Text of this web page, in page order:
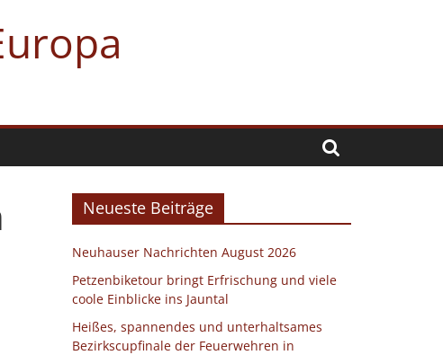
Neueste Beiträge
Neuhauser Nachrichten August 2026
Petzenbiketour bringt Erfrischung und viele
coole Einblicke ins Jauntal
Heißes, spannendes und unterhaltsames
Bezirkscupfinale der Feuerwehren in